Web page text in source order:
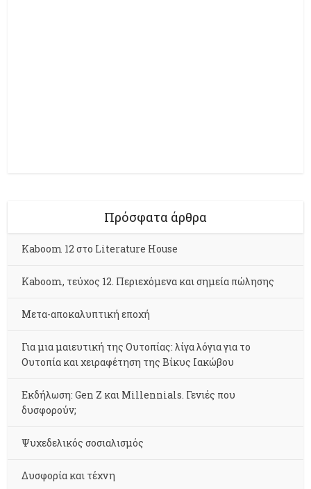
Πρόσφατα άρθρα
Kaboom 12 στο Literature House
Kaboom, τεύχος 12. Περιεχόμενα και σημεία πώλησης
Μετα-αποκαλυπτική εποχή
Για μια μαιευτική της Ουτοπίας: λίγα λόγια για το
Ουτοπία και χειραφέτηση της Βίκυς Ιακώβου
Εκδήλωση: Gen Z και Millennials. Γενιές που
δυσφορούν;
Ψυχεδελικός σοσιαλισμός
Δυσφορία και τέχνη